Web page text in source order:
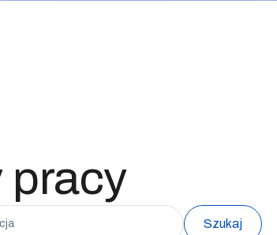
pracy
Szukaj